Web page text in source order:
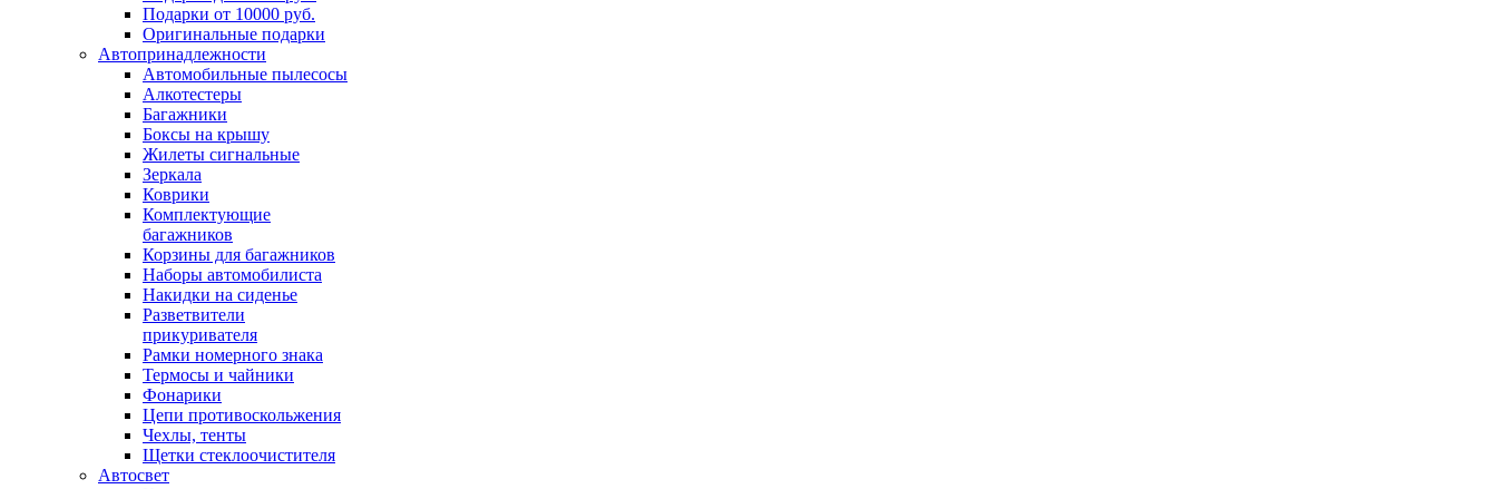
Подарки от 10000 руб.
Оригинальные подарки
Автопринадлежности
Автомобильные пылесосы
Алкотестеры
Багажники
Боксы на крышу
Жилеты сигнальные
Зеркала
Коврики
Комплектующие
багажников
Корзины для багажников
Наборы автомобилиста
Накидки на сиденье
Разветвители
прикуривателя
Рамки номерного знака
Термосы и чайники
Фонарики
Цепи противоскольжения
Чехлы, тенты
Щетки стеклоочистителя
Автосвет